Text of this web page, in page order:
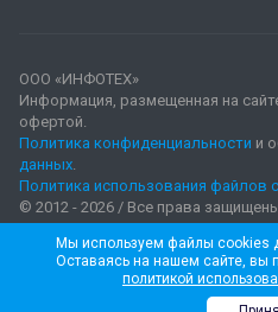
ООО «ИНФОТЕХ»
Информация, размещенная на
офертой.
Политика конфиденциальности и
данных.
Политика использования файлов
© 2012 - 2026 / Все права
Мы используем файлы cookies
Оставаясь на нашем сайте, вы
политикой